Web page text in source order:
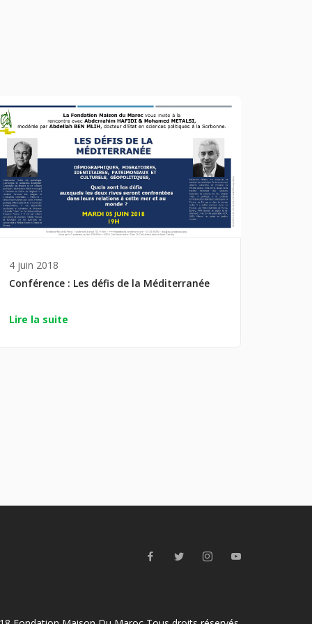
4 juin 2018
Conférence : Les défis de la Méditerranée
Lire la suite